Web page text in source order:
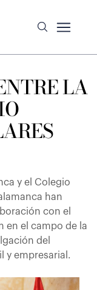
LA
y el Colegio
han
con el
en el campo de la
del
y empresarial.